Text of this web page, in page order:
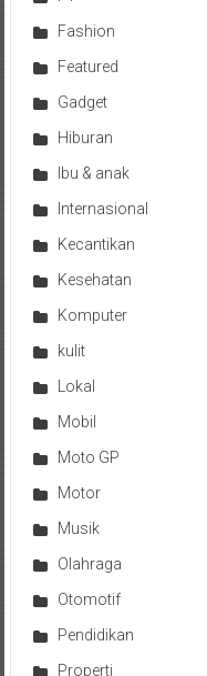
Fashion
Featured
Gadget
Hiburan
Ibu & anak
Internasional
Kecantikan
Kesehatan
Komputer
kulit
Lokal
Mobil
Moto GP
Motor
Musik
Olahraga
Otomotif
Pendidikan
Properti